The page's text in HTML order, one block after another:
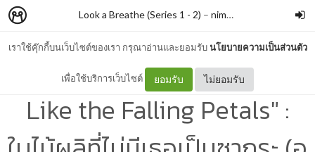
เราใช้คุ๊กกี้บนเว็บไซต์ของเรา กรุณาอ่านและยอมรับนโยบายความเป็นส่วนตัว
เพื่อใช้บริการเว็บไซต์ ยอมรับ ไม่ยอมรับ
Look a Breathe (Series 1 - 2) – nimon
Exclusive Review "Love
Like the Falling Petals" :